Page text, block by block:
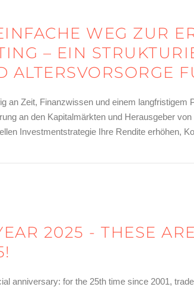
WEG ZUR
– EIN
ALTERSVORSORGE
an Zeit, Finanzwissen und einem
an den Kapitalmärkten und Herausgeber
Investmentstrategie Ihre Rendite erhöhen,
Weg zur erfolgreichen Kapitalanlage“ von
2025 - THESE
anniversary: for the 25th time since 2001,